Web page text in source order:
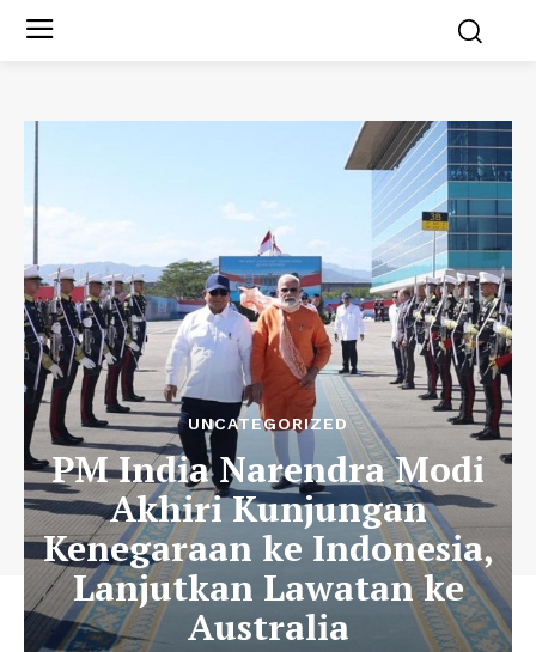
UNCATEGORIZED
PM India Narendra Modi
Akhiri Kunjungan
Kenegaraan ke Indonesia,
Lanjutkan Lawatan ke
Australia